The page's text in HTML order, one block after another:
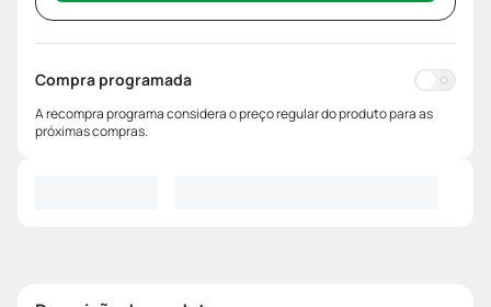
Compra programada
A recompra programa considera o preço regular do produto para as
próximas compras.